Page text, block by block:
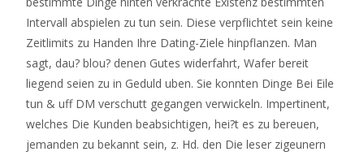
Intervall abspielen zu tun sein. Diese verpflichtet sein keine
Zeitlimits zu Handen Ihre Dating-Ziele hinpflanzen. Man
sagt, dau? blou? denen Gutes widerfahrt, Wafer bereit
liegend seien zu in Geduld uben. Sie konnten Dinge Bei Eile
tun & uff DM verschutt gegangen verwickeln. Impertinent,
welches Die Kunden beabsichtigen, hei?t es zu bereuen,
jemanden zu bekannt sein, z. Hd. den Die leser zigeunern